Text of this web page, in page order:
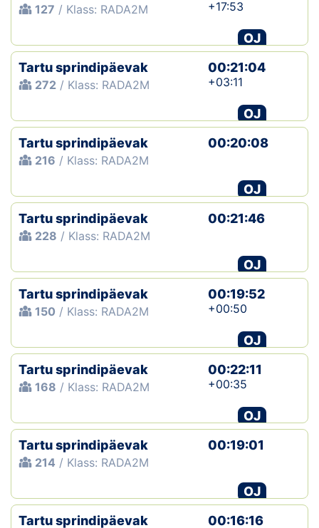
127 / Klass: RADA2M +17:53
OJ
Tartu sprindipäevak
272 / Klass: RADA2M
00:21:04
+03:11
OJ
Tartu sprindipäevak
216 / Klass: RADA2M
00:20:08
OJ
Tartu sprindipäevak
228 / Klass: RADA2M
00:21:46
OJ
Tartu sprindipäevak
150 / Klass: RADA2M
00:19:52
+00:50
OJ
Tartu sprindipäevak
168 / Klass: RADA2M
00:22:11
+00:35
OJ
Tartu sprindipäevak
214 / Klass: RADA2M
00:19:01
OJ
Tartu sprindipäevak
00:16:16